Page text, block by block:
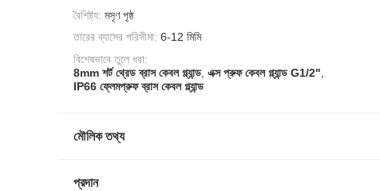
বৈশিষ্ট্য: মসৃণ পৃষ্ঠ
তারের ব্যাসের পরিসীমা: 6-12 মিমি
বিশেষভাবে তুলে ধরা:
8mm শর্ট থ্রেড ব্রাস কেবল গ্ল্যান্ড, এক্স প্রুফ কেবল গ্ল্যান্ড G1/2"
IP66 ফ্লেমপ্রুফ ব্রাস কেবল গ্ল্যান্ড
মৌলিক তথ্য
প্রদান